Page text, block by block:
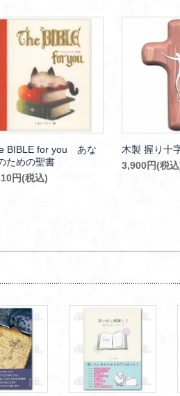
BIBLE for you あな
ための聖書
円(税込)
木製 握り十
3,900円(税